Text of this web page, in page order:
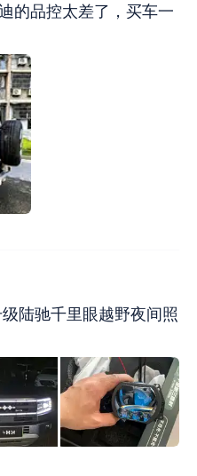
的品控太差了，买车一
陆驰千里眼越野夜间照